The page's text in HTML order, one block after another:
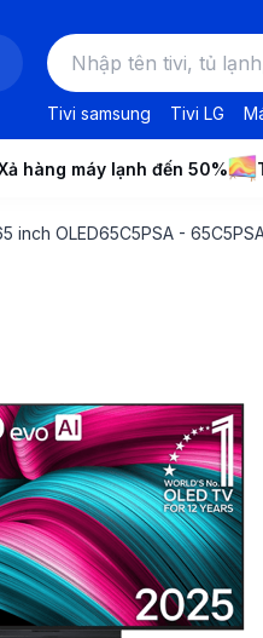
Tivi samsung Tivi LG
hàng máy lạnh đến 50%
inch OLED65C5PSA -